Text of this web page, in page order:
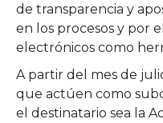
de transparencia y
en los procesos y por
electrónicos como
A partir del mes de
que actúen como
el destinatario sea la